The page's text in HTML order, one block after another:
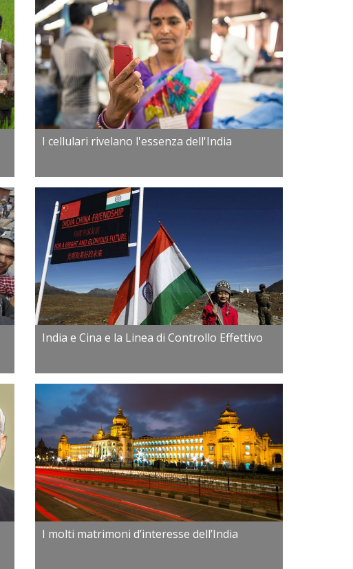
I cellulari rivelano l'essenza dell'India
India e Cina e la Linea di Controllo Effettivo
I molti matrimoni d’interesse dell’India